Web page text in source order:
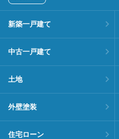
新築一戸建て
中古一戸建て
土地
外壁塗装
住宅ローン